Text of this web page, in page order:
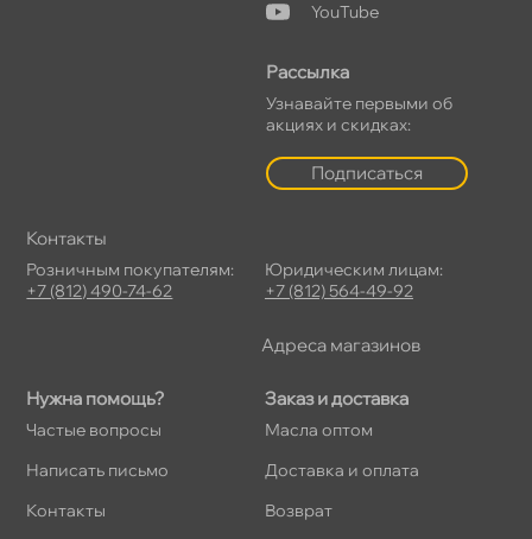
Нужна помощь?
Частые вопросы
Написать письмо
Контакты
Заказ и доставка
Масла оптом
Доставка и оплата
Возврат
YouTube
Рассылка
Узнавайте первыми об
акциях и скидках:
Подписаться
Контакты
Розничным покупателям:
+7 (812) 490-74-62
Юридическим лицам:
+7 (812) 564-49-92
Адреса магазинов